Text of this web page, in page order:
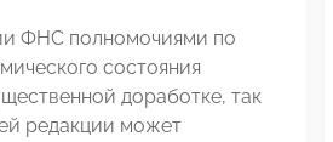
ФНС полномочиями по
состояния
доработке, так
редакции может